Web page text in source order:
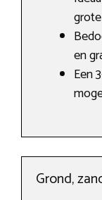
en
Een
Grond,